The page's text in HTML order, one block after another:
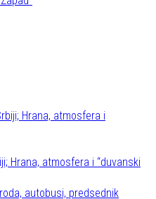
Hrana, atmosfera i “duvanski